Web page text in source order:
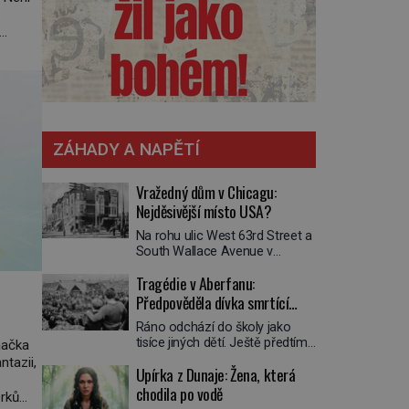
ZÁHADY A NAPĚTÍ
Vražedný dům v Chicagu:
Nejděsivější místo USA?
Na rohu ulic West 63rd Street a
South Wallace Avenue v
Nemá žádný speciální nápis ani
pamětní desku. A přesto prý
místní zaměstnanci neradi
chodí do sklepa. Právě tady
totiž sídlil sériový vrah H. H.
nejpropracovanější past na lidi
v dějinách americké
Tragédie v Aberfanu:
Předpověděla dívka smrtící
sesuv půdy?
Ráno odchází do školy jako
tisíce jiných dětí. Ještě předtím
snem. Ve škole, kterou dobře
zná, tentokrát nevidí budovu ani
spolužáky. Místo nich se před ní
Upírka z Dunaje: Žena, která
chodila po vodě